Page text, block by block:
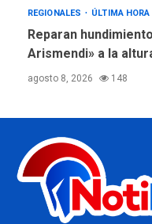
REGIONALES ÚLTIMA HORA
Reparan
Arismendi» a la
agosto 8, 2026 148